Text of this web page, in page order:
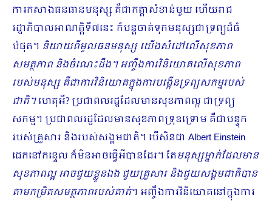
ការកសាងធនធានមនុស្ស គឺជាកត្តាសំខាន់មួយ ហើយរាជ
រដ្ឋាភិបាលអាណត្តិទី៧នេះ ក៏បន្តចាត់ទុកមនុស្សជាទ្រព្យដ៏ធំ
បំផុត។ និយាយពីមូលធនមនុស្ស យើងសំដៅលើសុខភាព
សមត្ថភាព និងចំណេះដឹង។ អញ្ចឹងការវិនិយោគលើសុខភាព
របស់មនុស្ស គឺជាការវិនិយោគក្នុងការបង្កើនទ្រព្យសកម្មរបស់
ជាតិ។ហេតុអី? ប្រជាពលរដ្ឋដែលមានសុខភាពល្អ ជាទ្រព្យ
សកម្ម។ ប្រជាពលរដ្ឋដែល​មានសុខភាពទ្រុឌទ្រោម គឺជាបន្ទុក
របស់គ្រួសារ និងរបស់សង្គមជាតិ។ បើសិនជា Albert Einstein
ដេកនៅកន្ទេល ក៏មិនអាចធ្វើអីបានដែរ។ តែមនុស្សម្នាក់ដែលមាន
សុខភាពល្អ អាចជួយខ្លួនឯង ជួយគ្រួសារ និងជួយសង្គមជាតិបាន
តាមកម្រិតសមត្ថភាពរបស់គាត់។ អញ្ចឹងការវិនិយោគ​នៅក្នុងការ